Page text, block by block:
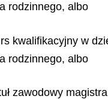
rodzinnego, albo
kwalifikacyjny w
rodzinnego, albo
zawodowy